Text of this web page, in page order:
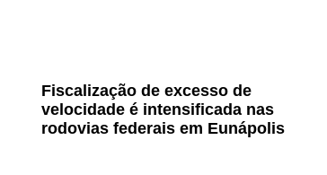
Fiscalização de excesso de
velocidade é intensificada nas
rodovias federais em Eunápolis